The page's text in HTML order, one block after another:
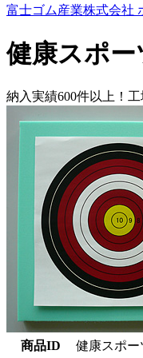
富士ゴム産業株式会社
健康スポ
納入実績600件以上！
商品ID 健康スポ